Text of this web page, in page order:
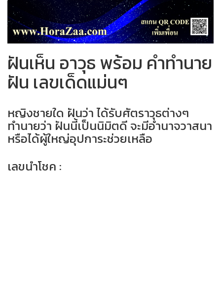
ฝันเห็น อาวุธ พร้อม คำทำนาย
ฝัน เลขเด็ดแม่นๆ
หญิงชายใด ฝันว่า ได้รับศัตราวุธต่างๆ
ทำนายว่า ฝันนี้เป็นนิมิตดี จะมีอำนาจวาสนา
หรือได้ผู้ใหญ่อุปการะช่วยเหลือ
เลขนำโชค :